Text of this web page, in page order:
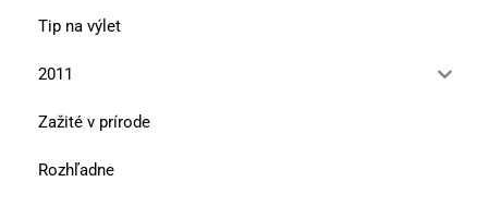
Tip na výlet
2011
Zažité v prírode
Rozhľadne